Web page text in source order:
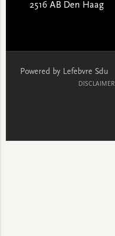
2516 AB Den Haag
Powered by Lefebvre Sdu
DISCLAIMER